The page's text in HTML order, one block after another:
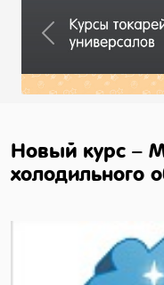
Previous
Новый курс –
холодильного